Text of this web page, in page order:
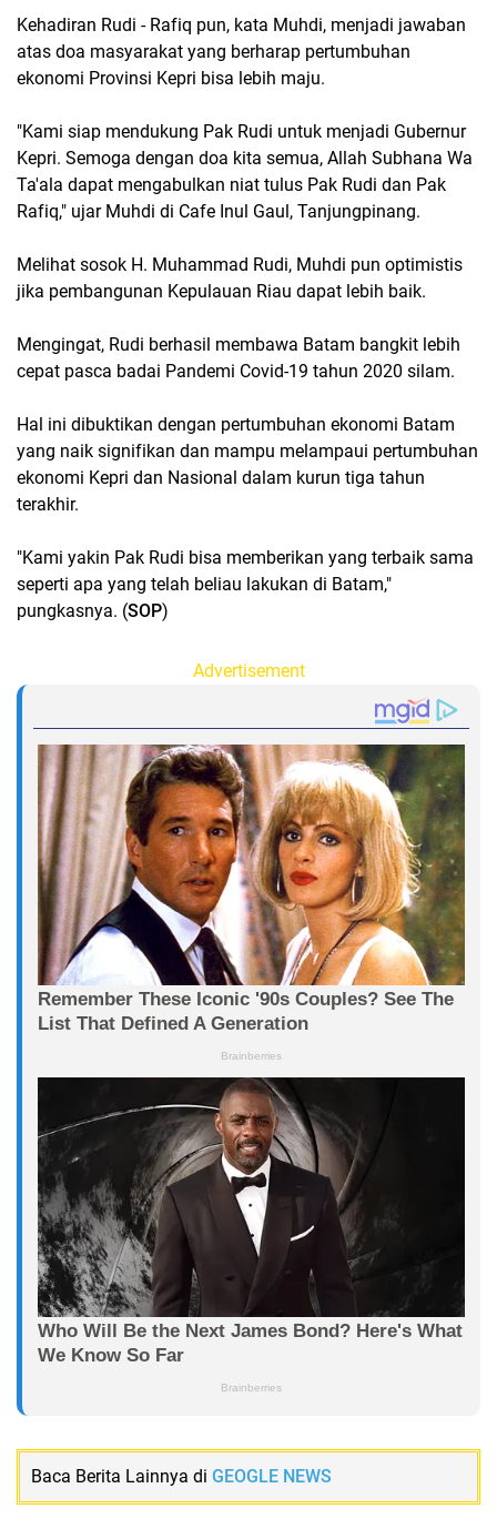
Kehadiran Rudi - Rafiq pun, kata Muhdi, menjadi jawaban
atas doa masyarakat yang berharap pertumbuhan
ekonomi Provinsi Kepri bisa lebih maju.
"Kami siap mendukung Pak Rudi untuk menjadi Gubernur
Kepri. Semoga dengan doa kita semua, Allah Subhana Wa
Ta'ala dapat mengabulkan niat tulus Pak Rudi dan Pak
Rafiq," ujar Muhdi di Cafe Inul Gaul, Tanjungpinang.
Melihat sosok H. Muhammad Rudi, Muhdi pun optimistis
jika pembangunan Kepulauan Riau dapat lebih baik.
Mengingat, Rudi berhasil membawa Batam bangkit lebih
cepat pasca badai Pandemi Covid-19 tahun 2020 silam.
Hal ini dibuktikan dengan pertumbuhan ekonomi Batam
yang naik signifikan dan mampu melampaui pertumbuhan
ekonomi Kepri dan Nasional dalam kurun tiga tahun
terakhir.
"Kami yakin Pak Rudi bisa memberikan yang terbaik sama
seperti apa yang telah beliau lakukan di Batam,"
pungkasnya. (SOP)
Advertisement
Baca Berita Lainnya di GEOGLE NEWS